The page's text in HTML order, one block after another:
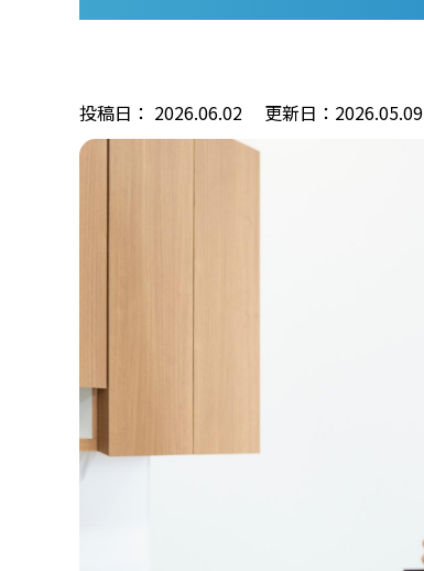
投稿日： 2026.06.02 更新日：2026.05.09